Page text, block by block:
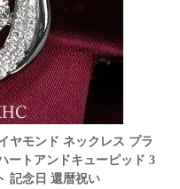
ヤモンド ネックレス プラ
ートアンドキューピッド 3
記念日 還暦祝い